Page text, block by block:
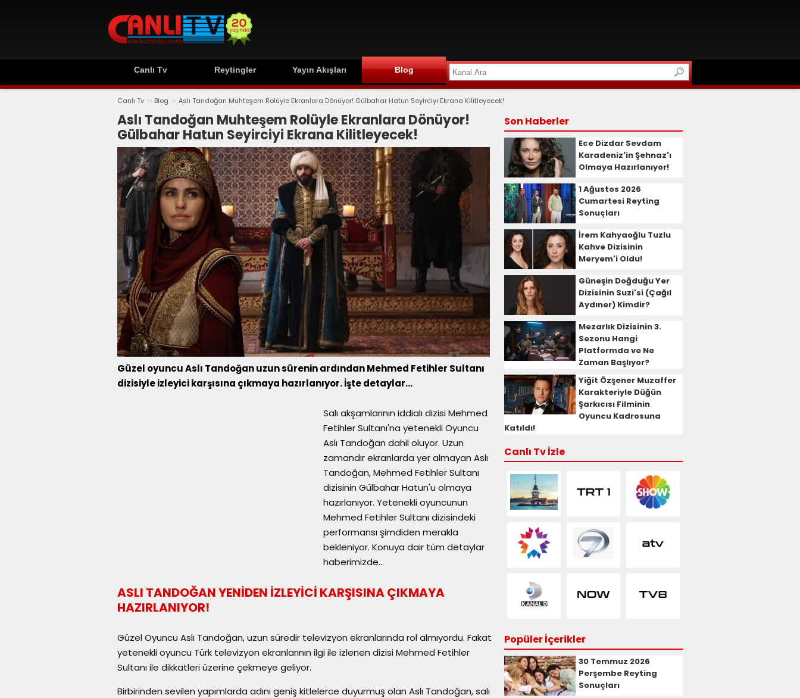
Canlı Tv Reytingler Yayın Akışları Blog
Canlı Tv ›› Blog ›› Aslı Tandoğan Muhteşem Rolüyle Ekranlara Dönüyor! Gülbahar Hatun Seyirciyi Ekrana Kilitleyecek!
Aslı Tandoğan Muhteşem Rolüyle Ekranlara Dönüyor!
Gülbahar Hatun Seyirciyi Ekrana Kilitleyecek!
Güzel oyuncu Aslı Tandoğan uzun sürenin ardından Mehmed Fetihler Sultanı
dizisiyle izleyici karşısına çıkmaya hazırlanıyor. İşte detaylar...
Salı akşamlarının iddialı dizisi Mehmed
Fetihler Sultanı'na yetenekli Oyuncu
Aslı Tandoğan dahil oluyor. Uzun
zamandır ekranlarda yer almayan Aslı
Tandoğan, Mehmed Fetihler Sultanı
dizisinin Gülbahar Hatun'u olmaya
hazırlanıyor. Yetenekli oyuncunun
Mehmed Fetihler Sultanı dizisindeki
performansı şimdiden merakla
bekleniyor. Konuya dair tüm detaylar
haberimizde...
ASLI TANDOĞAN YENİDEN İZLEYİCİ KARŞISINA ÇIKMAYA
HAZIRLANIYOR!
Güzel Oyuncu Aslı Tandoğan, uzun süredir televizyon ekranlarında rol almıyordu. Fakat
yetenekli oyuncu Türk televizyon ekranlarının ilgi ile izlenen dizisi Mehmed Fetihler
Sultanı ile dikkatleri üzerine çekmeye geliyor.
Birbirinden sevilen yapımlarda adını geniş kitlelerce duyurmuş olan Aslı Tandoğan, salı
Son Haberler
Ece Dizdar Sevdam
Karadeniz'in Şehnaz'ı
Olmaya Hazırlanıyor!
1 Ağustos 2026
Cumartesi Reyting
Sonuçları
İrem Kahyaoğlu Tuzlu
Kahve Dizisinin
Meryem'i Oldu!
Güneşin Doğduğu Yer
Dizisinin Suzi'si (Çağıl
Aydıner) Kimdir?
Mezarlık Dizisinin 3.
Sezonu Hangi
Platformda ve Ne
Zaman Başlıyor?
Yiğit Özşener Muzaffer
Karakteriyle Düğün
Şarkıcısı Filminin
Oyuncu Kadrosuna
Katıldı!
Canlı Tv İzle
Popüler İçerikler
30 Temmuz 2026
Perşembe Reyting
Sonuçları